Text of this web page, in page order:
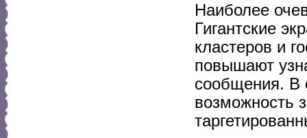
Наиболее
Гигантские
кластеров и
повышают
сообщения. В
возможность